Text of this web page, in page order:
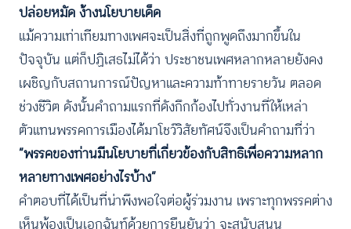
ปล่อยหมัด ง้างนโยบายเด็ด
แม้ความเท่าเทียมทางเพศจะเป็นสิ่งที่ถูกพูดถึงมากขึ้นใน
ปัจจุบัน แต่ก็ปฏิเสธไม่ได้ว่า ประชาชนเพศหลากหลายยังคง
เผชิญกับสถานการณ์ปัญหาและความท้าทายรายวัน ตลอด
ช่วงชีวิต ดังนั้นคำถามแรกที่ดังกึกก้องไปทั่วงานที่ให้เหล่า
ตัวแทนพรรคการเมืองได้มาโชว์วิสัยทัศน์จึงเป็นคำถามที่ว่า
“พรรคของท่านมีนโยบายที่เกี่ยวข้องกับสิทธิเพื่อความหลาก
หลายทางเพศอย่างไรบ้าง”
คำตอบที่ได้เป็นที่น่าพึงพอใจต่อผู้ร่วมงาน เพราะทุกพรรคต่าง
เห็นพ้องเป็นเอกฉันท์ด้วยการยืนยันว่า จะสนับสนุน